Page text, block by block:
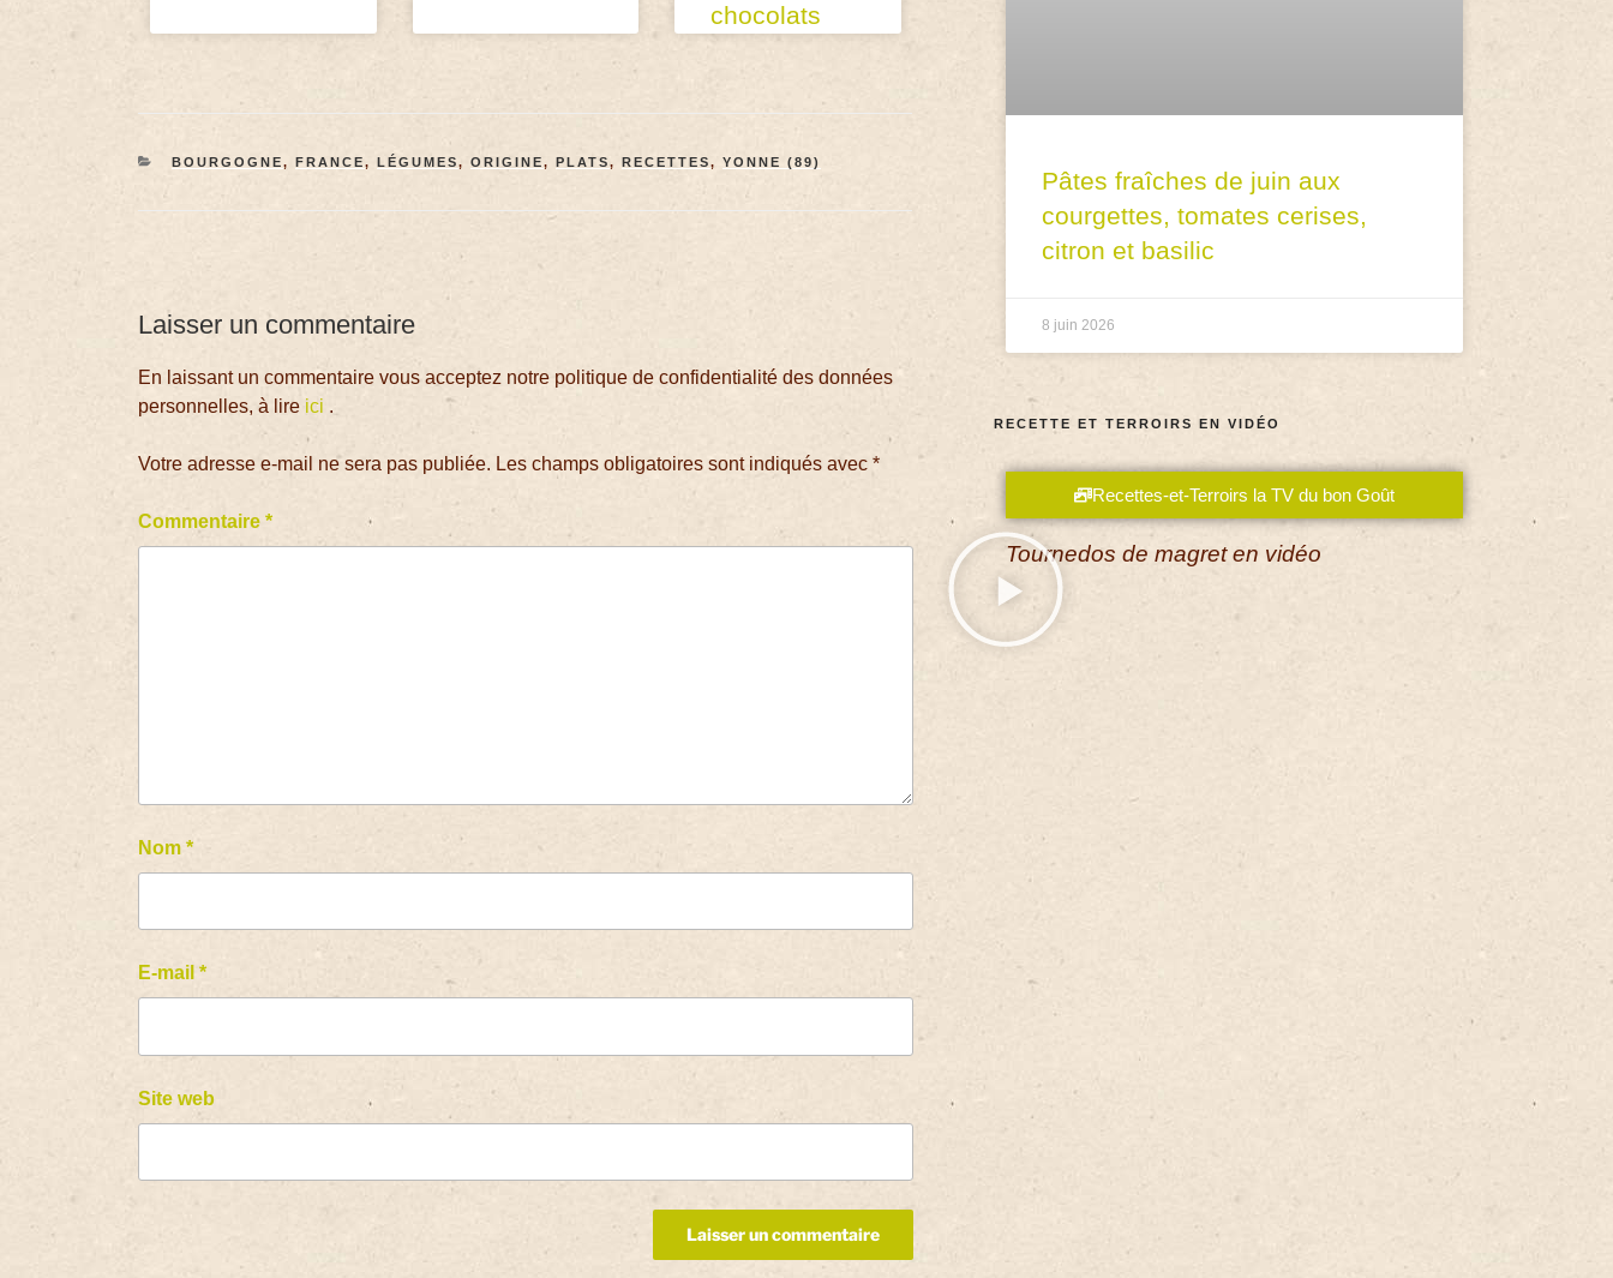
chocolats
BOURGOGNE, FRANCE, LÉGUMES, ORIGINE, PLATS, RECETTES, YONNE (89)
Laisser un commentaire
En laissant un commentaire vous acceptez notre politique de confidentialité des données
personnelles, à lire ici .
Votre adresse e-mail ne sera pas publiée. Les champs obligatoires sont indiqués avec*
Commentaire*
Nom*
E-mail*
Site web
Pâtes fraîches de juin aux
courgettes, tomates cerises,
citron et basilic
8 juin 2026
RECETTE ET TERROIRS EN VIDÉO
Recettes-et-Terroirs la TV du bon Goût
Tournedos de magret en vidéo